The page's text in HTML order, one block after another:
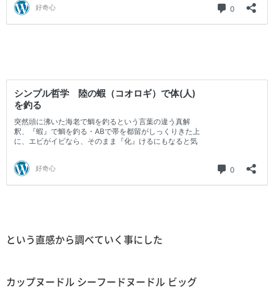
という直感から調べていく事にした
カップヌードル シーフードヌードル ビッグ